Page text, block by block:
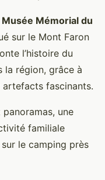
Musée Mémorial du
sur le Mont Faron
l’histoire du
la région, grâce à
fascinants.
une
familiale
le camping près